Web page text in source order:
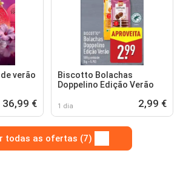
verão
36,99 €
Biscotto Bolachas
Doppelino Edição Verão
1 dia 2,99 €
todas as ofertas (7)